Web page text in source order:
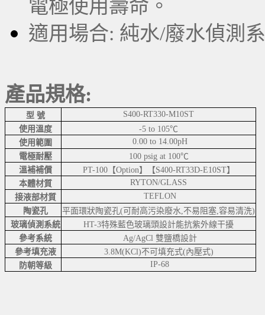
電極使用壽命。
適用場合: 純水/廢水偵測
產品規格:
型 號
S400-RT330-M10ST
使用溫度
-5 to 105℃
使用範圍
0.00 to 14.00pH
電極耐壓
100 psig at 100℃
溫補補償
PT-100【Option】【S400-RT33D-E10ST】
本體材質
RYTON/GLASS
接液部材質
TEFLON
陶瓷孔
平面環狀陶瓷孔(可耐高污染廢水,不易阻塞,容易清洗)
玻璃偵測系統
HT-3特殊藍色玻璃頭設計能抗紫外線干擾
參考系統
Ag/AgCl 雙鹽橋設計
參考填充液
3.8M(KCl)不可填充式(內壓式)
防朝等級
IP-68